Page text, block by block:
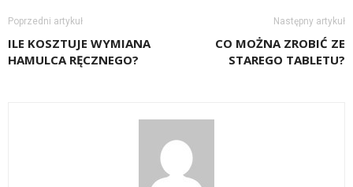
Poprzedni artykuł
ILE KOSZTUJE WYMIANA
HAMULCA RĘCZNEGO?
Następny artykuł
CO MOŻNA ZROBIĆ ZE
STAREGO TABLETU?